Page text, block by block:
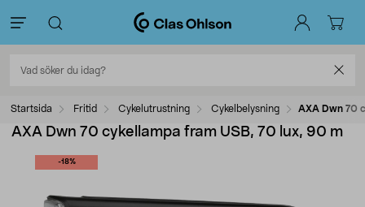
Startsida Fritid Cykelutrustning Cykelbelysning AXA Dwn 70
AXA Dwn 70 cykellampa fram USB, 70 lux, 90 m
-18%